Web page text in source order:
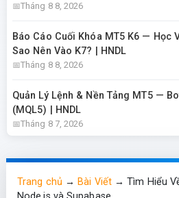
Tháng 8 8, 2026
Báo Cáo Cuối Khóa MT5 K6 — Học
Sao Nên Vào K7? | HNDL
Tháng 8 8, 2026
Quản Lý Lệnh & Nền Tảng MT5 —
(MQL5) | HNDL
Tháng 8 7, 2026
Trang chủ →Bài Viết→Tìm Hiểu